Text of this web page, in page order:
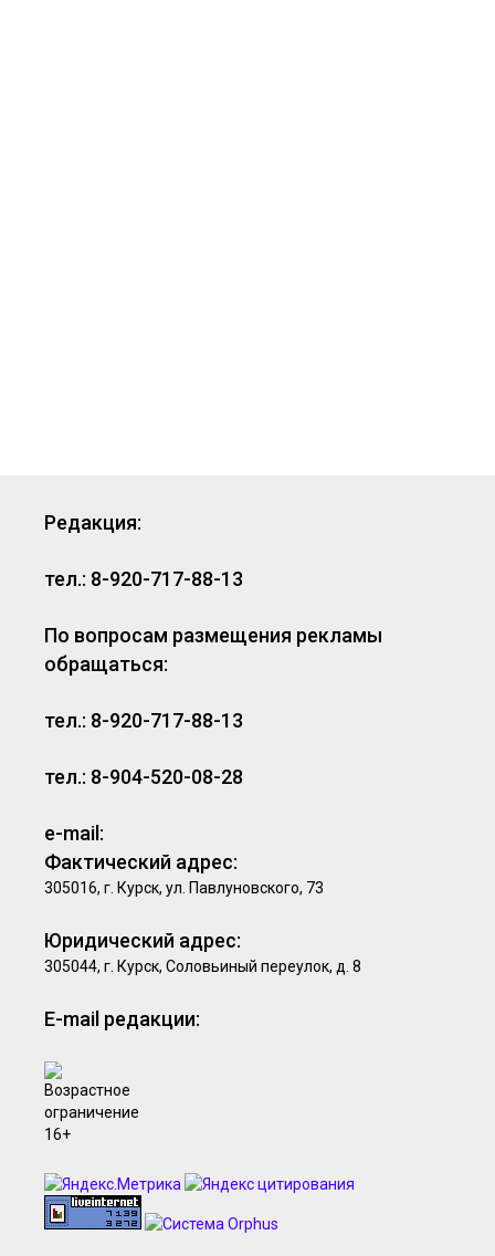
Редакция:
тел.: 8-920-717-88-13
По вопросам размещения рекламы
обращаться:
тел.: 8-920-717-88-13
тел.: 8-904-520-08-28
e-mail:
Фактический адрес:
305016, г. Курск, ул. Павлуновского, 73
Юридический адрес:
305044, г. Курск, Соловьиный переулок, д. 8
E-mail редакции: